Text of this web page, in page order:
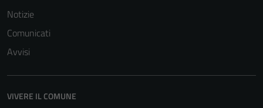
Notizie
Comunicati
Avvisi
VIVERE IL COMUNE
funzionamento